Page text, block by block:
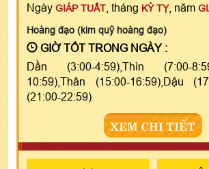
Ngày GIÁP TUẤT , tháng KỶ TỴ, năm
Hoàng đạo (kim quỹ hoàng đạo)
GIỜ TỐT TRONG NGÀY :
Dần (3:00-4:59),Thìn (7:00-
10:59),Thân (15:00-16:59),Dậu
(21:00-22:59)
XEM CHI TIẾT